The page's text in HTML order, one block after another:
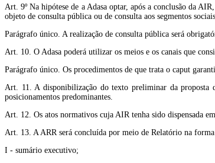
Art. 9º Na hipótese de a Adasa optar, após a conclusão da
objeto de consulta pública ou de consulta aos segmentos
Parágrafo único. A realização de consulta pública será
Art. 10. O Adasa poderá utilizar os meios e os canais que
Parágrafo único. Os procedimentos de que trata o caput
Art. 11. A disponibilização do texto preliminar da proposta
posicionamentos predominantes.
Art. 12. Os atos normativos cuja AIR tenha sido dispensada
Art. 13. A ARR será concluída por meio de Relatório na
I - sumário executivo;